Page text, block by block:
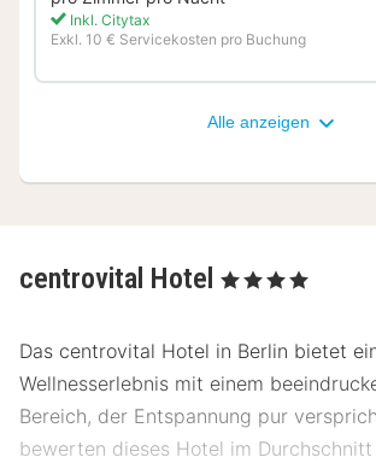
Inkl. Citytax
Exkl. 10 € Servicekosten pro Buchung
Alle anzeigen
centrovital Hotel , 4 Sterne
Das centrovital Hotel in Berlin bietet
Wellnesserlebnis mit einem
Bereich, der Entspannung pur
bewerten dieses Hotel im